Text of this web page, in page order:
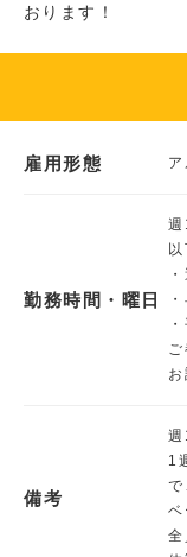
おります！
雇用形態 ア
勤務時間・曜日
週
以
お
備考
週
1
で
ベ
全